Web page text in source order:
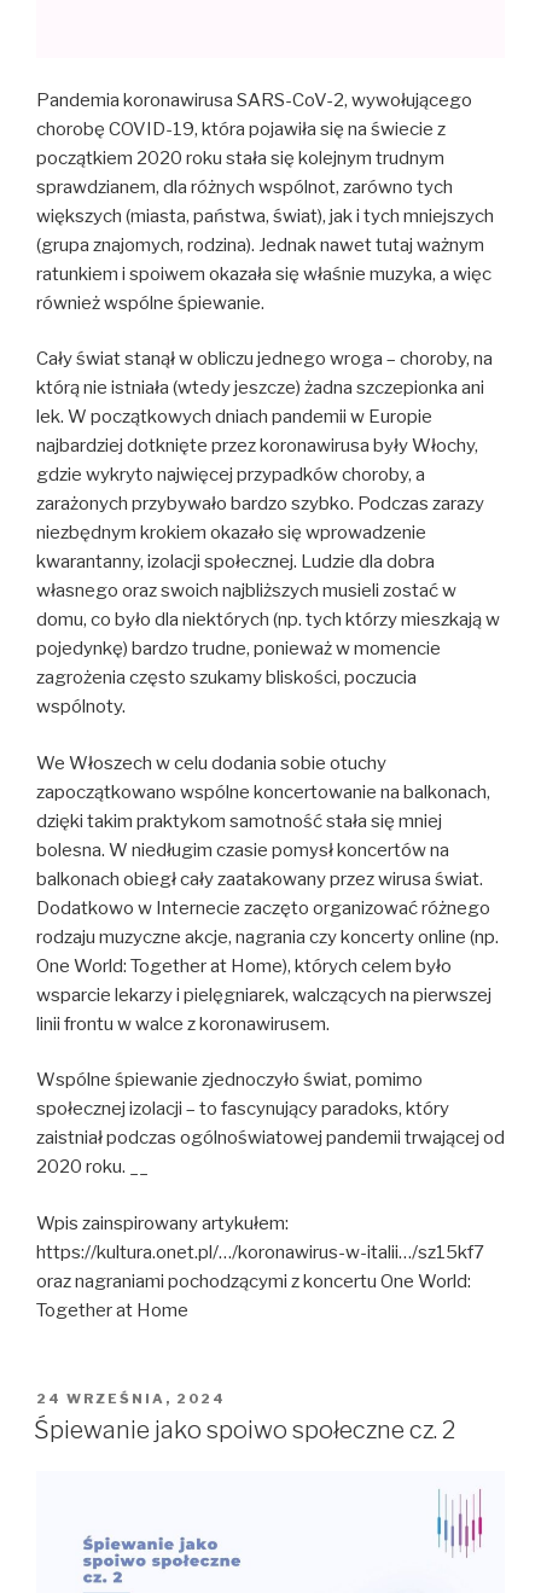
Pandemia koronawirusa SARS-CoV-2, wywołującego
chorobę COVID-19, która pojawiła się na świecie z
początkiem 2020 roku stała się kolejnym trudnym
sprawdzianem, dla różnych wspólnot, zarówno tych
większych (miasta, państwa, świat), jak i tych mniejszych
(grupa znajomych, rodzina). Jednak nawet tutaj ważnym
ratunkiem i spoiwem okazała się właśnie muzyka, a więc
również wspólne śpiewanie.
Cały świat stanął w obliczu jednego wroga – choroby, na
którą nie istniała (wtedy jeszcze) żadna szczepionka ani
lek. W początkowych dniach pandemii w Europie
najbardziej dotknięte przez koronawirusa były Włochy,
gdzie wykryto najwięcej przypadków choroby, a
zarażonych przybywało bardzo szybko. Podczas zarazy
niezbędnym krokiem okazało się wprowadzenie
kwarantanny, izolacji społecznej. Ludzie dla dobra
własnego oraz swoich najbliższych musieli zostać w
domu, co było dla niektórych (np. tych którzy mieszkają w
pojedynkę) bardzo trudne, ponieważ w momencie
zagrożenia często szukamy bliskości, poczucia
wspólnoty.
We Włoszech w celu dodania sobie otuchy
zapoczątkowano wspólne koncertowanie na balkonach,
dzięki takim praktykom samotność stała się mniej
bolesna. W niedługim czasie pomysł koncertów na
balkonach obiegł cały zaatakowany przez wirusa świat.
Dodatkowo w Internecie zaczęto organizować różnego
rodzaju muzyczne akcje, nagrania czy koncerty online (np.
One World: Together at Home), których celem było
wsparcie lekarzy i pielęgniarek, walczących na pierwszej
linii frontu w walce z koronawirusem.
Wspólne śpiewanie zjednoczyło świat, pomimo
społecznej izolacji – to fascynujący paradoks, który
zaistniał podczas ogólnoświatowej pandemii trwającej od
2020 roku. __
Wpis zainspirowany artykułem:
https://kultura.onet.pl/…/koronawirus-w-italii…/sz15kf7
oraz nagraniami pochodzącymi z koncertu One World:
Together at Home
OPUBLIKOWANE
W
24 WRZEŚNIA, 2024
Śpiewanie jako spoiwo społeczne cz. 2